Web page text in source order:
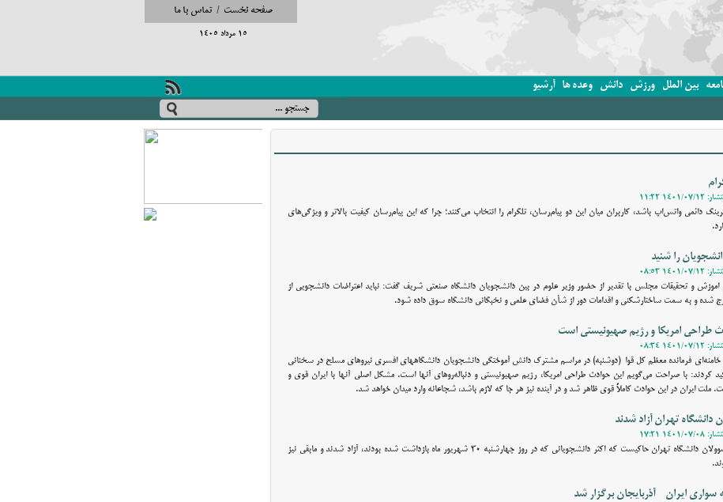
صفحه نخست / تماس با ما
15 مرداد 1405
بین الملل ورزش دانش وعده ها آرشیو
دائمی واتس‌اپ باشد، کاربران میان این دو پیام‌رسان، تلگرام را انتخاب می‌کنند؛ چرا که این پیام‌رسان کیفیت بالاتر و ویژگی‌های
دانشجویان را شنید
و تحقیقات مجلس با تقدیر از حضور وزیر علوم در بین دانشجویان دانشگاه صنعتی شریف گفت: نباید اعتراضات دانشجویی از
شده و به سمت ساختارشکنی و اقدامات دور از شأن فضای علمی و نخبگانی دانشگاه سوق داده شود.
طراحی امریکا و رژیم صهیونیستی است
فرمانده معظم کل قوا (دوشنبه) در مراسم مشترک دانش آموختگی دانشجویان دانشگاههای افسری نیروهای مسلح در سخنانی
کردند: با صراحت می‌گویم این حوادث طراحی امریکا، رژیم صهیونیستی و دنباله‌روهای آنها است. مشکل اصلی آنها با ایران قوی و
ایران در این حوادث کاملاً قوی ظاهر شد و در آینده نیز هر جا که لازم باشد، شجاعانه وارد میدان خواهد شد.
دانشگاه تهران آزاد شدند
وقت نیوز - پیگیری‌ها از مسوولان دانشگاه تهران حاکیست که اکثر دانشجویانی که در روز چهارشنبه ۳۰ شهریور ماه بازداشت شده بودند، آزاد شدند و مابقی نیز
ایران - آذربایجان برگزار شد